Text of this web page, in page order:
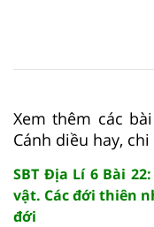
Xem thêm các
Cánh diều hay,
SBT Địa Lí 6 Bài
vật. Các đới thiên
đới